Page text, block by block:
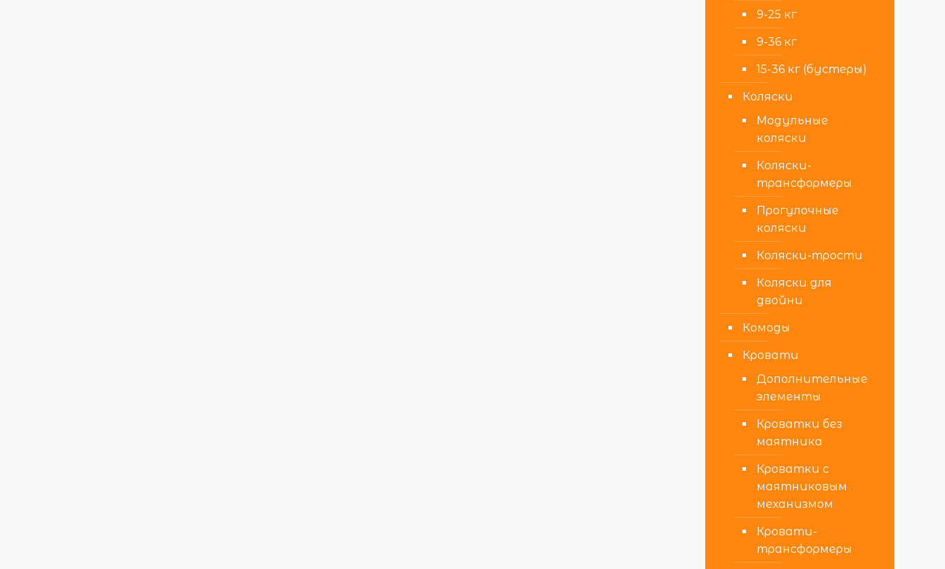
9-25 кг
9-36 кг
15-36 кг (бустеры)
Коляски
Модульные
коляски
Коляски-
трансформеры
Прогулочные
коляски
Коляски-трости
Коляски для
двойни
Комоды
Кровати
Дополнительные
элементы
Кроватки без
маятника
Кроватки с
маятниковым
механизмом
Кровати-
трансформеры